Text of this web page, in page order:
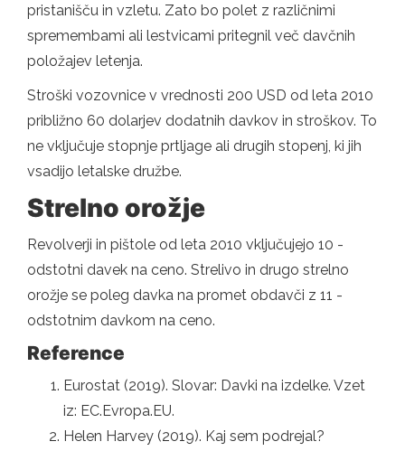
pristanišču in vzletu. Zato bo polet z različnimi
spremembami ali lestvicami pritegnil več davčnih
položajev letenja.
Stroški vozovnice v vrednosti 200 USD od leta 2010
približno 60 dolarjev dodatnih davkov in stroškov. To
ne vključuje stopnje prtljage ali drugih stopenj, ki jih
vsadijo letalske družbe.
Strelno orožje
Revolverji in pištole od leta 2010 vključujejo 10 -
odstotni davek na ceno. Strelivo in drugo strelno
orožje se poleg davka na promet obdavči z 11 -
odstotnim davkom na ceno.
Reference
Eurostat (2019). Slovar: Davki na izdelke. Vzet
iz: EC.Evropa.EU.
Helen Harvey (2019). Kaj sem podrejal?